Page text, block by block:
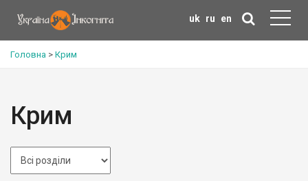
uk ru en
Головна > Крим
Крим